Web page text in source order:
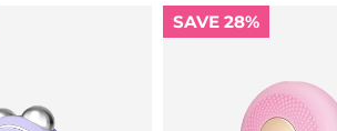
SAVE 28%